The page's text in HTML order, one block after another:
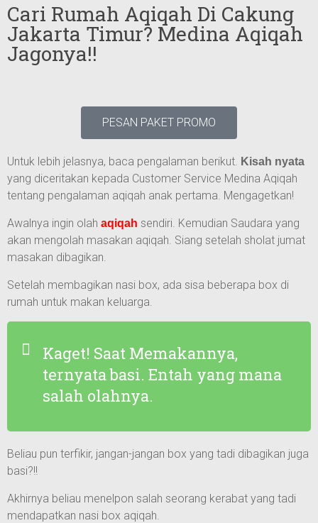
Cari Rumah Aqiqah Di Cakung
Jakarta Timur? Medina Aqiqah
Jagonya!!
PESAN PAKET PROMO
Untuk lebih jelasnya, baca pengalaman berikut. Kisah nyata
yang diceritakan kepada Customer Service Medina Aqiqah
tentang pengalaman aqiqah anak pertama. Mengagetkan!
Awalnya ingin olah aqiqah sendiri. Kemudian Saudara yang
akan mengolah masakan aqiqah. Siang setelah sholat jumat
masakan dibagikan.
Setelah membagikan nasi box, ada sisa beberapa box di
rumah untuk makan keluarga.
Kaget! Saat Memakannya,
ternyata basi. Entah yang mana
salah olahnya.
Beliau pun terfikir, jangan-jangan box yang tadi dibagikan juga
basi?!!
Akhirnya beliau menelpon salah seorang kerabat yang tadi
mendapatkan nasi box aqiqah.